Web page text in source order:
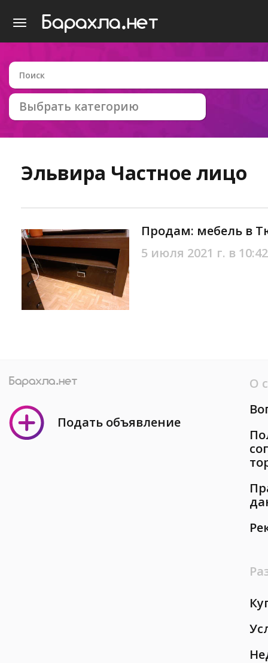
Выбрать категорию
Эльвира Частное лицо
Продам: мебель в
5 июля 2021 г. в 10:42
Подать объявление
О